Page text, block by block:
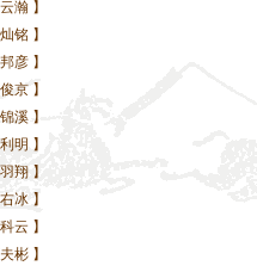
瀚 】
铭 】
彦 】
京 】
溪 】
明 】
翔 】
冰 】
云 】
彬 】